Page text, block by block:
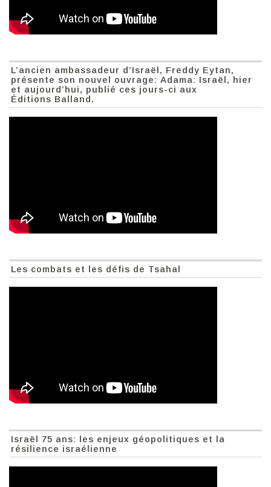
L’ancien ambassadeur d’Israël, Freddy Eytan,
présente son nouvel ouvrage: Adama: Israël, hier
et aujourd’hui, publié ces jours-ci aux
Éditions Balland.
Les combats et les défis de Tsahal
Israël 75 ans: les enjeux géopolitiques et la
résilience israélienne